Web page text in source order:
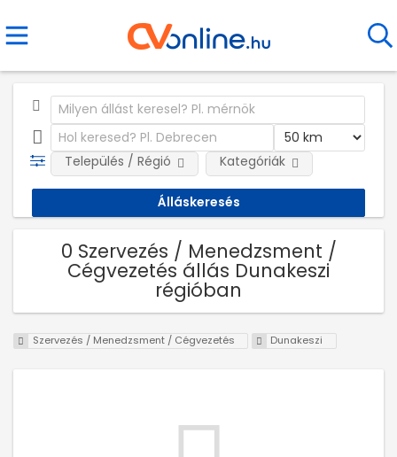
Település / Régió Kategóriák
0 Szervezés / Menedzsment /
Cégvezetés állás Dunakeszi
régióban
Szervezés / Menedzsment / Cégvezetés Dunakeszi